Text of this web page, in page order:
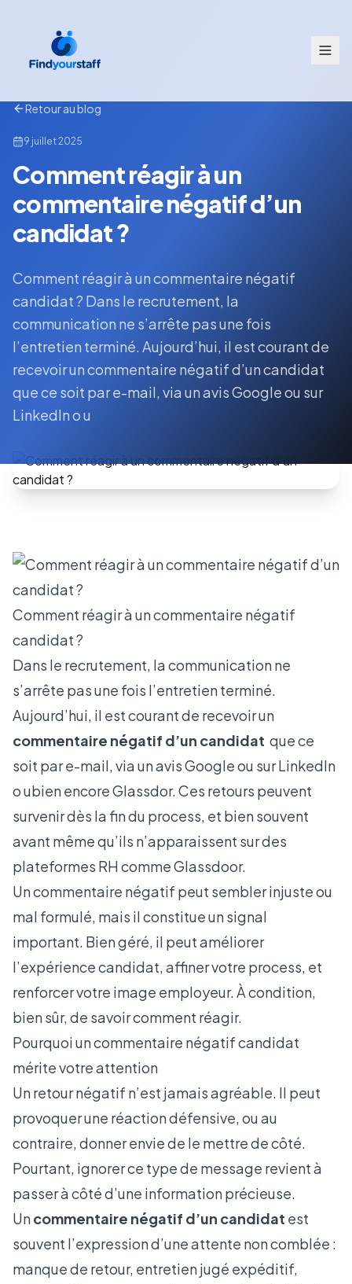
Retour au blog
9 juillet 2025
Comment réagir à un
commentaire négatif d’un
candidat ?
Comment réagir à un commentaire négatif
candidat ? Dans le recrutement, la
communication ne s’arrête pas une fois
l’entretien terminé. Aujourd’hui, il est courant de
recevoir un commentaire négatif d’un candidat
que ce soit par e-mail, via un avis Google ou sur
LinkedIn o u
Comment réagir à un commentaire négatif
candidat ?
Dans le recrutement, la communication ne
s’arrête pas une fois l’entretien terminé.
Aujourd’hui, il est courant de recevoir un
commentaire négatif d’un candidat que ce
soit par e-mail, via un avis Google ou sur LinkedIn
o ubien encore Glassdor. Ces retours peuvent
survenir dès la fin du process, et bien souvent
avant même qu’ils n’apparaissent sur des
plateformes RH comme Glassdoor.
Un commentaire négatif peut sembler injuste ou
mal formulé, mais il constitue un signal
important. Bien géré, il peut améliorer
l’expérience candidat, affiner votre process, et
renforcer votre image employeur. À condition,
bien sûr, de savoir comment réagir.
Pourquoi un commentaire négatif candidat
mérite votre attention
Un retour négatif n’est jamais agréable. Il peut
provoquer une réaction défensive, ou au
contraire, donner envie de le mettre de côté.
Pourtant, ignorer ce type de message revient à
passer à côté d’une information précieuse.
Uncommentaire négatif d’un candidat est
souvent l’expression d’une attente non comblée :
manque de retour, entretien jugé expéditif,